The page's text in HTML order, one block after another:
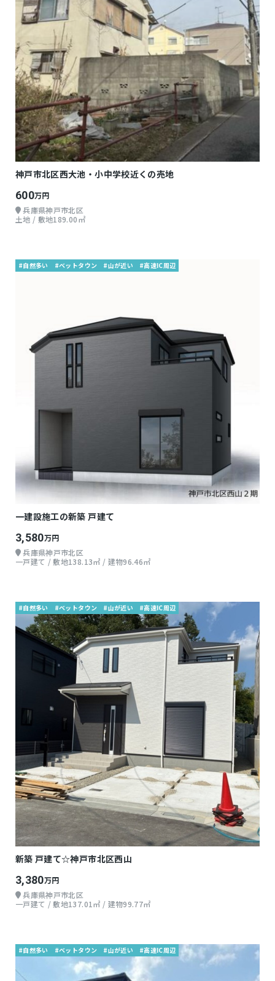
神戸市北区西大池・小中学校近くの売地
600万円
兵庫県神戸市北区
土地 / 敷地189.00㎡
#自然多い #ベットタウン #山が近い #高速IC周辺
一建設施工の新築 戸建て
3,580万円
兵庫県神戸市北区
一戸建て / 敷地138.13㎡ / 建物96.46㎡
#自然多い #ベットタウン #山が近い #高速IC周辺
新築 戸建て☆神戸市北区西山
3,380万円
兵庫県神戸市北区
一戸建て / 敷地137.01㎡ / 建物99.77㎡
#自然多い #ベットタウン #山が近い #高速IC周辺